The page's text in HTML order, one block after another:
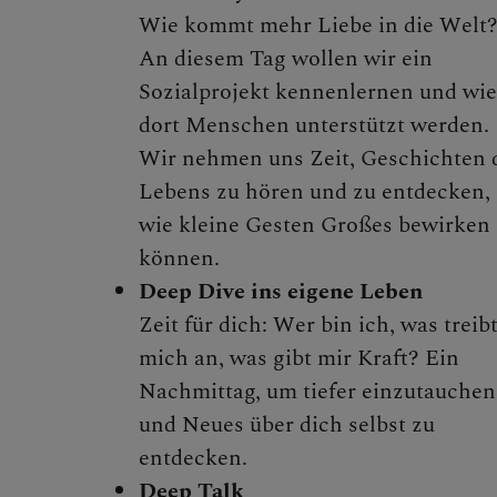
Firmung
Versöhnung
PFARRLICHE
DOM
Wie kommt mehr Liebe in die Welt?
An diesem Tag wollen wir ein
Sozialprojekt kennenlernen und wie
dort Menschen unterstützt werden.
Wir nehmen uns Zeit, Geschichten
Lebens zu hören und zu entdecken,
wie kleine Gesten Großes bewirken
können.
Deep Dive ins eigene Leben
Zeit für dich: Wer bin ich, was treibt
mich an, was gibt mir Kraft? Ein
Nachmittag, um tiefer einzutauchen
und Neues über dich selbst zu
entdecken.